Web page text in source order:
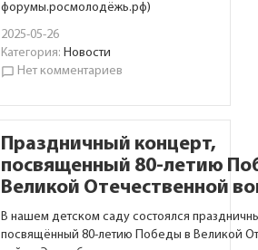
форумы.росмолодёжь.рф)
2025-05-26
Категория: Новости
chat_bubble_outline Нет комментариев
Праздничный концерт,
посвященный 80-летию
Великой Отечественной
В нашем детском саду состоялся
посвящённый 80-летию Победы в Великой